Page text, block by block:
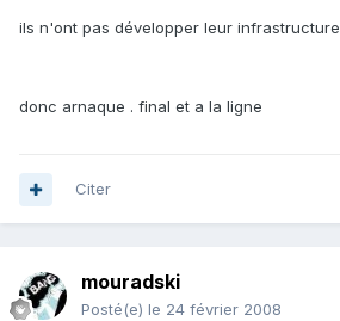
ils n'ont pas développer leur infrastructure
donc arnaque . final et a la ligne
Citer
mouradski
Posté(e) le 24 février 2008